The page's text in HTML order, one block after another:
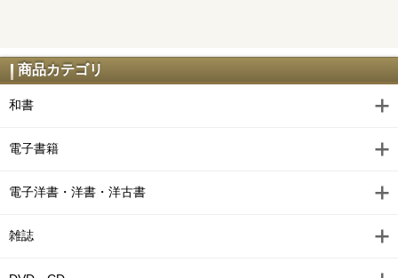
商品カテゴリ
和書
電子書籍
電子洋書・洋書・洋古書
雑誌